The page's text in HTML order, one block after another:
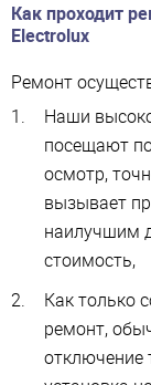
Как проходит
Electrolux
Ремонт
Наши
посещают
осмотр,
вызывает
наилучшим
стоимость,
Как только
ремонт,
отключение